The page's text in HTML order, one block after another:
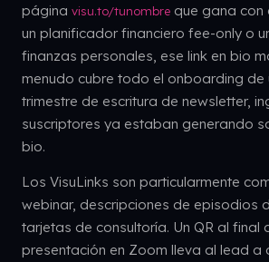
página visu.to/tunombre que gana con
un planificador financiero fee-only o
finanzas personales, ese link en bio
menudo cubre todo el onboarding de
trimestre de escritura de newsletter,
suscriptores ya estaban generando
bio.
Los VisuLinks son particularmente
webinar, descripciones de episodios
tarjetas de consultoría. Un QR al final
presentación en Zoom lleva al lead a